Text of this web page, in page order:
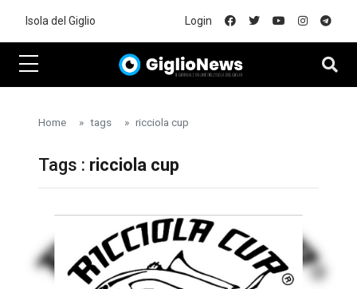
Isola del Giglio Login
Home tags ricciola cup
Tags : ricciola cup